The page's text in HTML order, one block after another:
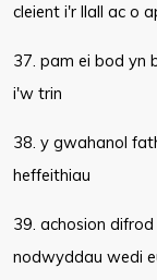
cleient i'r llall ac o
37. pam ei bod yn
i'w trin
38. y gwahanol
heffeithiau
39. achosion
nodwyddau wedi